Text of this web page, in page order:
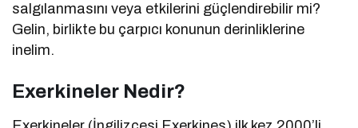
salgılanmasını veya etkilerini güçlendirebilir mi?
Gelin, birlikte bu çarpıcı konunun derinliklerine
inelim.
Exerkineler Nedir?